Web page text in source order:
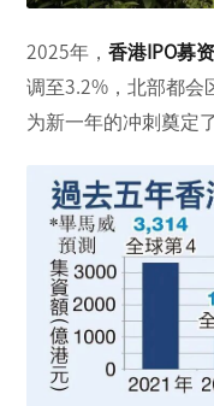
2025年，香港IPO募
调至3.2% ，北部都
为新一年的冲刺奠定